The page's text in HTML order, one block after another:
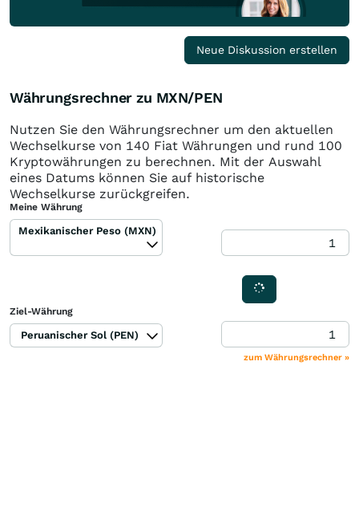
Neue Diskussion erstellen
Währungsrechner zu MXN/PEN
Nutzen Sie den Währungsrechner um den aktuellen
Wechselkurse von 140 Fiat Währungen und rund 100
Kryptowährungen zu berechnen. Mit der Auswahl
eines Datums können Sie auf historische
Wechselkurse zurückgreifen.
Meine Währung
Mexikanischer Peso (MXN)
Ziel-Währung
Peruanischer Sol (PEN)
zum Währungsrechner »